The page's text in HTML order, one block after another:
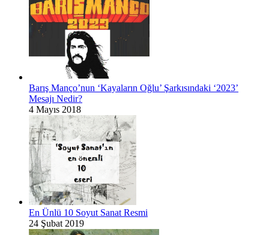
Barış Manço’nun ‘Kayaların Oğlu’ Şarkısındaki ‘2023’
Mesajı Nedir?
4 Mayıs 2018
En Ünlü 10 Soyut Sanat Resmi
24 Şubat 2019